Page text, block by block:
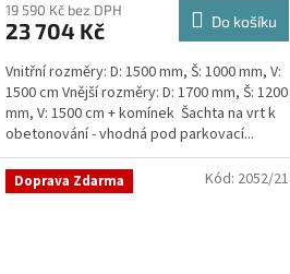
19 590 Kč bez DPH
23 704 Kč Do košíku
Vnitřní rozměry: D: 1500 mm, Š: 1000 mm, V:
1500 cm Vnější rozměry: D: 1700 mm, Š: 1200
mm, V: 1500 cm + komínek Šachta na vrt k
obetonování - vhodná pod parkovací...
Doprava Zdarma Kód: 2052/21